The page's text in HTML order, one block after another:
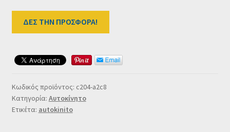
ΔΕΣ ΤΗΝ ΠΡΟΣΦΟΡΑ!
Κωδικός προϊόντος: c204-a2c8
Κατηγορία: Αυτοκίνητο
Ετικέτα: autokinito